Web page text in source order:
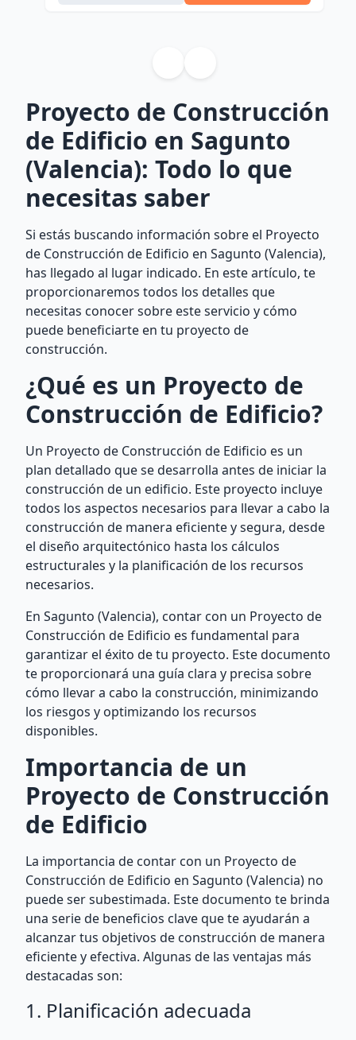
Proyecto de Construcción
de Edificio en Sagunto
(Valencia): Todo lo que
necesitas saber
Si estás buscando información sobre el Proyecto
de Construcción de Edificio en Sagunto (Valencia),
has llegado al lugar indicado. En este artículo, te
proporcionaremos todos los detalles que
necesitas conocer sobre este servicio y cómo
puede beneficiarte en tu proyecto de
construcción.
¿Qué es un Proyecto de
Construcción de Edificio?
Un Proyecto de Construcción de Edificio es un
plan detallado que se desarrolla antes de iniciar la
construcción de un edificio. Este proyecto incluye
todos los aspectos necesarios para llevar a cabo la
construcción de manera eficiente y segura, desde
el diseño arquitectónico hasta los cálculos
estructurales y la planificación de los recursos
necesarios.
En Sagunto (Valencia), contar con un Proyecto de
Construcción de Edificio es fundamental para
garantizar el éxito de tu proyecto. Este documento
te proporcionará una guía clara y precisa sobre
cómo llevar a cabo la construcción, minimizando
los riesgos y optimizando los recursos
disponibles.
Importancia de un
Proyecto de Construcción
de Edificio
La importancia de contar con un Proyecto de
Construcción de Edificio en Sagunto (Valencia) no
puede ser subestimada. Este documento te brinda
una serie de beneficios clave que te ayudarán a
alcanzar tus objetivos de construcción de manera
eficiente y efectiva. Algunas de las ventajas más
destacadas son:
1. Planificación adecuada